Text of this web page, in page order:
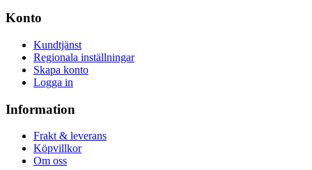
Konto
Kundtjänst
Regionala inställningar
Skapa konto
Logga in
Information
Frakt & leverans
Köpvillkor
Om oss